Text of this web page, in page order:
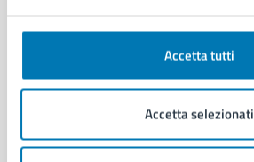
Accetta tutti
Accetta selezionati
Cultura e tempo libero
Educazione e formazione
Giustizia e sicurezza pubblica
Salute, benessere e assistenza